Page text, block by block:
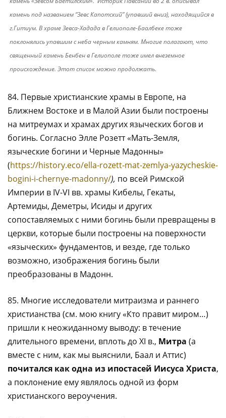
камень под названием “Зевс Капотский” (упавший вниз), находящийся в
г.Гитиум. В храме Зевса-Хадада в Гелиополе-Баалбеке тоже
поклонялись упавшим с неба черным камням. Многие полагают, что
священный камень Бенбен в Гелиополе тоже имел внеземное
происхождение. Этот список можно продолжать.
84. Первые христианские храмы в Европе, на
Ближнем Востоке и в Малой Азии были построены
на митреумах и храмах других языческих богов и
богинь. Согласно Элле Розетт «Мать-Земля,
языческие богини и Черные Мадонны»
(https://history.eco/ella-rozett-mat-zemlya-yazycheskie-
bogini-i-chernye-madonny/), по всей Римской
Империи в IV-VI вв. храмы Кибелы, Гекаты,
Артемиды, Деметры, Исиды и других
сопоставляемых с ними богинь были превращены в
церкви, которые были построены на поверхности
«языческих» фундаментов, и везде, где только
возможно, изображения богинь были
преобразованы в Мадонн.
85. Многие исследователи митраизма и раннего
христианства (см. мою книгу «Кто правит миром…)
пришли к неожиданному выводу: в течение
длительного времени, вплоть до XI в., Митра (а
вместе с ним, как мы выяснили, Баал и Аттис)
почитался как одна из ипостасей Иисуса Христа,
а поклонение ему являлось одной из форм
христианского вероучения.